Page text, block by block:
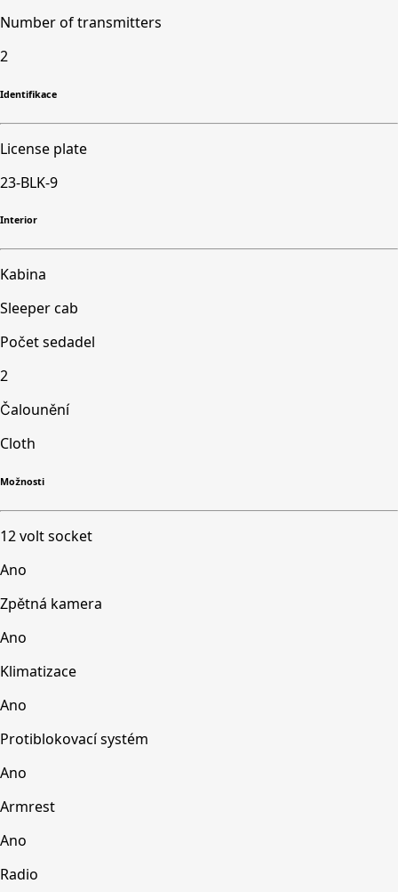
Number of transmitters
2
Identifikace
License plate
23-BLK-9
Interior
Kabina
Sleeper cab
Počet sedadel
2
Čalounění
Cloth
Možnosti
12 volt socket
Ano
Zpětná kamera
Ano
Klimatizace
Ano
Protiblokovací systém
Ano
Armrest
Ano
Radio